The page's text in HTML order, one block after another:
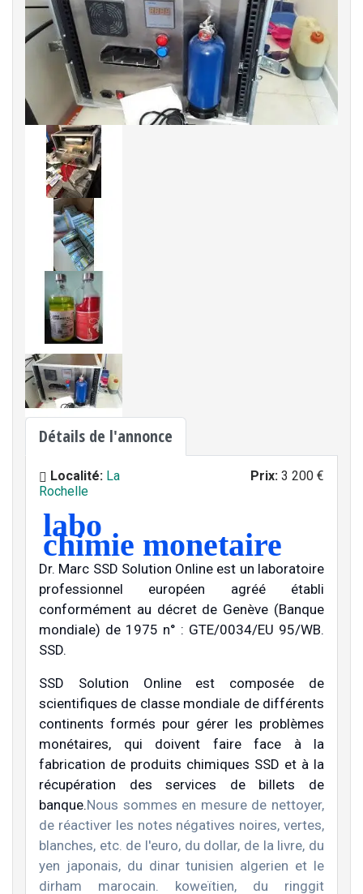
Détails de l'annonce
Localité: La
Rochelle
Prix: 3 200 €
labo
chimie monetaire
Dr. Marc SSD Solution Online est un laboratoire
professionnel européen agréé établi
conformément au décret de Genève (Banque
mondiale) de 1975 n° : GTE/0034/EU 95/WB.
SSD.
SSD Solution Online est composée de
scientifiques de classe mondiale de différents
continents formés pour gérer les problèmes
monétaires, qui doivent faire face à la
fabrication de produits chimiques SSD et à la
récupération des services de billets de
banque.Nous sommes en mesure de nettoyer,
de réactiver les notes négatives noires, vertes,
blanches, etc. de l'euro, du dollar, de la livre, du
yen japonais, du dinar tunisien algerien et le
dirham marocain. koweïtien, du ringgit